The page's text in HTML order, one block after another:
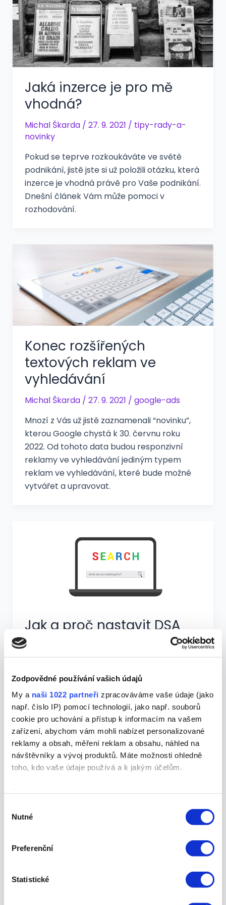
Zodpovědné používání vašich údajů
My a naši 1022 partneři zpracováváme vaše údaje (jako
např. číslo IP) pomocí technologií, jako např. souborů
cookie pro uchování a přístup k informacím na vašem
zařízení, abychom vám mohli nabízet personalizované
reklamy a obsah, měření reklam a obsahu, náhled na
návštěvníky a vývoj produktů. Máte možnosti ohledně
toho, kdo vaše údaje používá a k jakým účelům.
poloze, které mohou být přesné na několik metrů
skenování pro konkrétní charakteristiky (otisk prstu)
Zjistěte více o tom, jak zpracováváme vaše osobní
Svůj souhlas můžete kdykoliv změnit nebo odvolat v
souhlasu
Nutné
Preferenční
Statistické
Jaká inzerce je pro mě
vhodná?
Michal Škarda / 27. 9. 2021 / tipy-rady-a-
novinky
Pokud se teprve rozkoukáváte ve světě
podnikání, jistě jste si už položili otázku, která
inzerce je vhodná právě pro Vaše podnikání.
Dnešní článek Vám může pomoci v
rozhodování.
Konec rozšířených
textových reklam ve
vyhledávání
Michal Škarda / 27. 9. 2021 / google-ads
Mnozí z Vás už jistě zaznamenali “novinku”,
kterou Google chystá k 30. červnu roku
2022. Od tohoto data budou responzivní
reklamy ve vyhledávání jediným typem
reklam ve vyhledávání, které bude možné
vytvářet a upravovat.
Jak a proč nastavit DSA
reklamy?
Mnozí z Vás vědí, že vedle klasické kampaně
ve vyhledávání, která je spouštěna na
základě klíčových slov, lze nastavit i
dynamickou kampaň ve vyhledávání. A na
tu se dnes společně podíváme.
Atribuční modely